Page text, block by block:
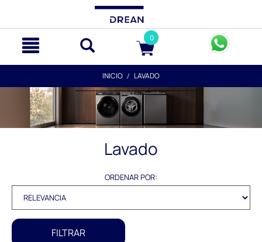
0
INICIO LAVADO
Lavado
ORDENAR POR:
FILTRAR